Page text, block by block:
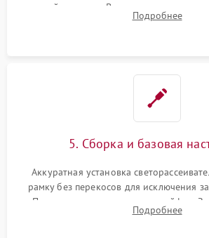
хрупкой матрицы. Восстановление
прошивка микросхем памяти
Подробнее
5. Сборка и базовая
Аккуратная установка
рамку без перекосов для исключения
Подключение внутренних шлейфов.
Сброс настроек и обновление
Подробнее